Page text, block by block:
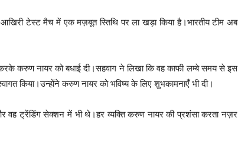
टेस्ट मैच में एक मज़बूत स्तिथि पर ला खड़ा किया है।भारतीय टीम अब
करुण नायर को बधाई दी।सहवाग ने लिखा कि वह काफी लम्बे समय से इस
किया।उन्होंने करुण नायर को भविष्य के लिए शुभकामनाएँ भी दी।
वह ट्रेंडिंग सेक्शन में भी थे।हर व्यक्ति करुण नायर की प्रशंसा करता नज़र